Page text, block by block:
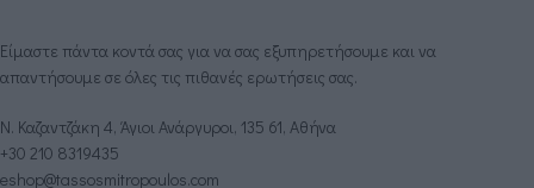
Είμαστε πάντα κοντά σας για να σας εξυπηρετήσουμε και να
απαντήσουμε σε όλες τις πιθανές ερωτήσεις σας.
Ν. Καζαντζάκη 4, Άγιοι Ανάργυροι, 135 61, Αθήνα
+30 210 8319435
eshop@tassosmitropoulos.com